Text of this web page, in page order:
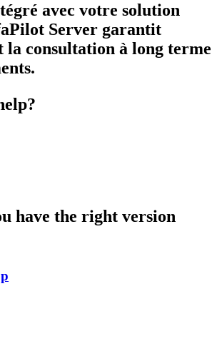
avec votre solution
Server garantit
la consultation à long terme
have the right version